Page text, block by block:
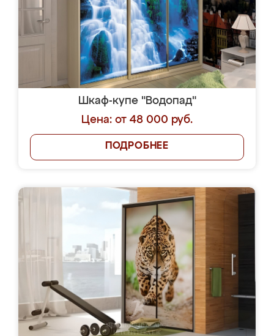
Шкаф-купе "Водопад"
Цена: от 48 000 руб.
ПОДРОБНЕЕ